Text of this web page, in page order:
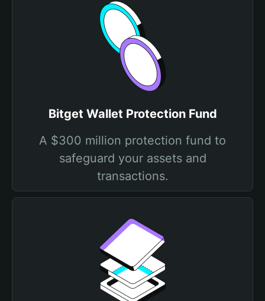
Bitget Wallet Protection Fund
A $300 million protection fund to
safeguard your assets and
transactions.